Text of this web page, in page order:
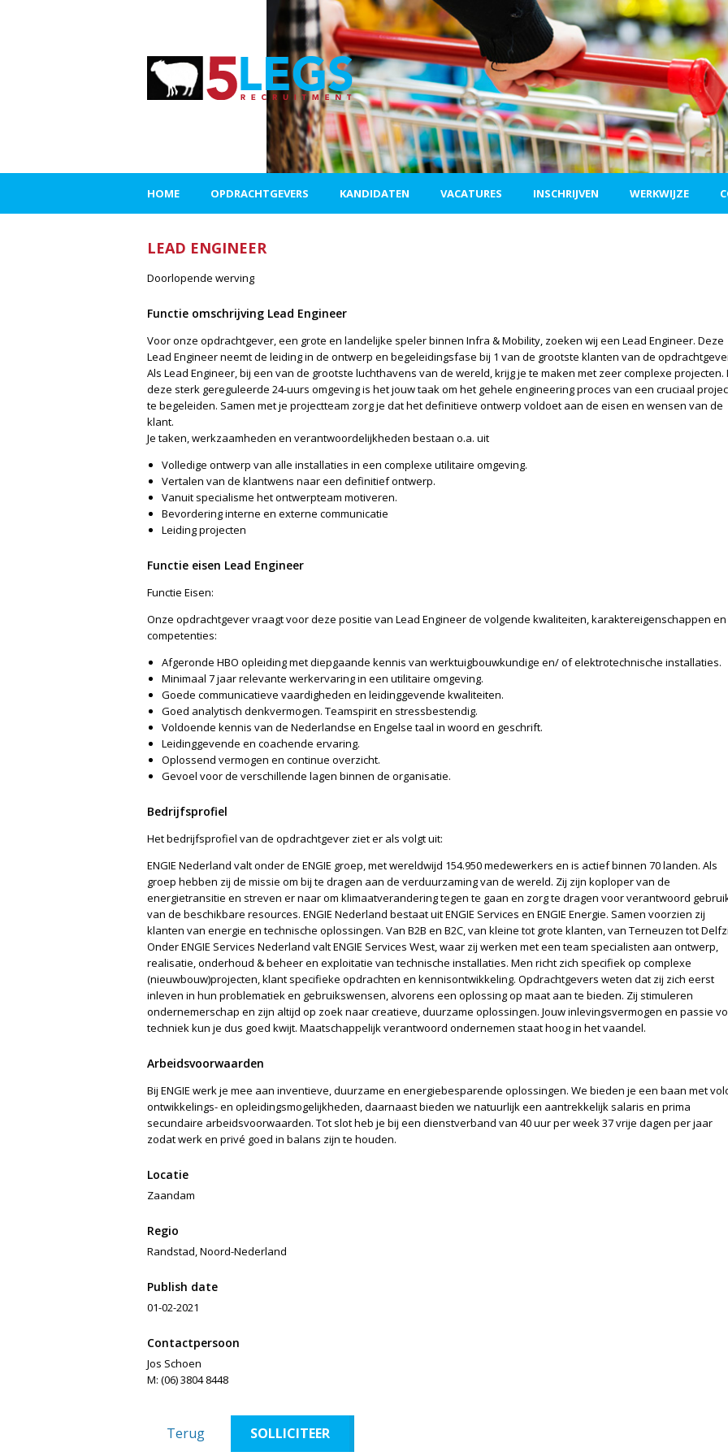
HOME OPDRACHTGEVERS KANDIDATEN VACATURES INSCHRIJVEN WERKWIJZE
LEAD ENGINEER
Doorlopende werving
Functie omschrijving Lead Engineer
Voor onze opdrachtgever, een grote en landelijke speler binnen Infra & Mobility, zoeken wij een Lead Engineer. Deze
Lead Engineer neemt de leiding in de ontwerp en begeleidingsfase bij 1 van de grootste klanten van de
Als Lead Engineer, bij een van de grootste luchthavens van de wereld, krijg je te maken met zeer complexe projecten.
deze sterk gereguleerde 24-uurs omgeving is het jouw taak om het gehele engineering proces van een cruciaal
te begeleiden. Samen met je projectteam zorg je dat het definitieve ontwerp voldoet aan de eisen en wensen van de
klant.
Je taken, werkzaamheden en verantwoordelijkheden bestaan o.a. uit
Volledige ontwerp van alle installaties in een complexe utilitaire omgeving.
Vertalen van de klantwens naar een definitief ontwerp.
Vanuit specialisme het ontwerpteam motiveren.
Bevordering interne en externe communicatie
Leiding projecten
Functie eisen Lead Engineer
Functie Eisen:
Onze opdrachtgever vraagt voor deze positie van Lead Engineer de volgende kwaliteiten, karaktereigenschappen en
competenties:
Afgeronde HBO opleiding met diepgaande kennis van werktuigbouwkundige en/ of elektrotechnische installaties.
Minimaal 7 jaar relevante werkervaring in een utilitaire omgeving.
Goede communicatieve vaardigheden en leidinggevende kwaliteiten.
Goed analytisch denkvermogen. Teamspirit en stressbestendig.
Voldoende kennis van de Nederlandse en Engelse taal in woord en geschrift.
Leidinggevende en coachende ervaring.
Oplossend vermogen en continue overzicht.
Gevoel voor de verschillende lagen binnen de organisatie.
Bedrijfsprofiel
Het bedrijfsprofiel van de opdrachtgever ziet er als volgt uit:
ENGIE Nederland valt onder de ENGIE groep, met wereldwijd 154.950 medewerkers en is actief binnen 70 landen. Als
groep hebben zij de missie om bij te dragen aan de verduurzaming van de wereld. Zij zijn koploper van de
energietransitie en streven er naar om klimaatverandering tegen te gaan en zorg te dragen voor verantwoord
van de beschikbare resources. ENGIE Nederland bestaat uit ENGIE Services en ENGIE Energie. Samen voorzien zij
klanten van energie en technische oplossingen. Van B2B en B2C, van kleine tot grote klanten, van Terneuzen tot
Onder ENGIE Services Nederland valt ENGIE Services West, waar zij werken met een team specialisten aan ontwerp,
realisatie, onderhoud & beheer en exploitatie van technische installaties. Men richt zich specifiek op complexe
(nieuwbouw)projecten, klant specifieke opdrachten en kennisontwikkeling. Opdrachtgevers weten dat zij zich eerst
inleven in hun problematiek en gebruikswensen, alvorens een oplossing op maat aan te bieden. Zij stimuleren
ondernemerschap en zijn altijd op zoek naar creatieve, duurzame oplossingen. Jouw inlevingsvermogen en passie
techniek kun je dus goed kwijt. Maatschappelijk verantwoord ondernemen staat hoog in het vaandel.
Arbeidsvoorwaarden
Bij ENGIE werk je mee aan inventieve, duurzame en energiebesparende oplossingen. We bieden je een baan met
ontwikkelings- en opleidingsmogelijkheden, daarnaast bieden we natuurlijk een aantrekkelijk salaris en prima
secundaire arbeidsvoorwaarden. Tot slot heb je bij een dienstverband van 40 uur per week 37 vrije dagen per jaar
zodat werk en privé goed in balans zijn te houden.
Locatie
Zaandam
Regio
Randstad, Noord-Nederland
Publish date
01-02-2021
Contactpersoon
Jos Schoen
M: (06) 3804 8448